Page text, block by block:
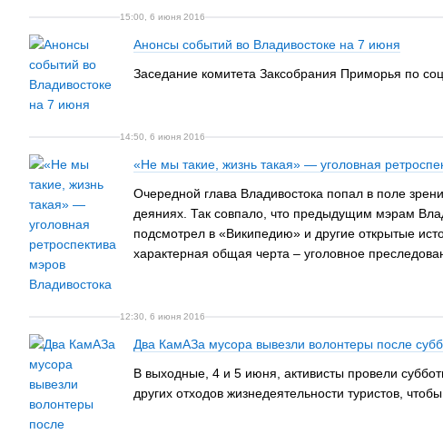
15:00, 6 июня 2016
Анонсы событий во Владивостоке на 7 июня
Заседание комитета Заксобрания Приморья по
14:50, 6 июня 2016
«Не мы такие, жизнь такая» — уголовная
Очередной глава Владивостока попал в поле
деяниях. Так совпало, что предыдущим мэрам
подсмотрел в «Википедию» и другие открытые
характерная общая черта – уголовное
12:30, 6 июня 2016
Два КамАЗа мусора вывезли волонтеры после
В выходные, 4 и 5 июня, активисты провели
других отходов жизнедеятельности туристов,